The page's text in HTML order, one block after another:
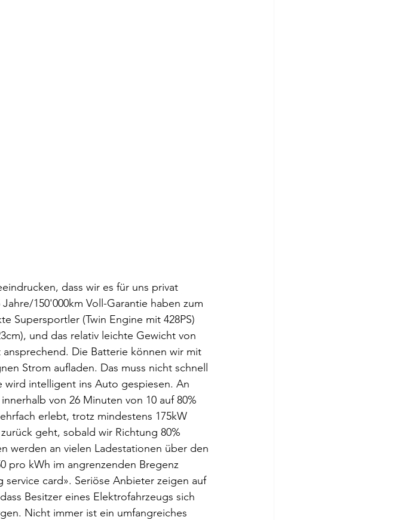
dass wir es für uns privat
150'000km Voll-Garantie haben zum
Supersportler (Twin Engine mit 428PS)
und das relativ leichte Gewicht von
Die Batterie können wir mit
Strom aufladen. Das muss nicht schnell
wird intelligent ins Auto gespiesen. An
von 26 Minuten von 10 auf 80%
erlebt, trotz mindestens 175kW
geht, sobald wir Richtung 80%
werden an vielen Ladestationen über den
pro kWh im angrenzenden Bregenz
card». Seriöse Anbieter zeigen auf
Besitzer eines Elektrofahrzeugs sich
Nicht immer ist ein umfangreiches